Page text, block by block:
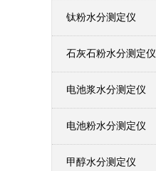
钛粉水分测定仪
石灰石粉水分测定仪
电池浆水分测定仪
电池粉水分测定仪
甲醇水分测定仪